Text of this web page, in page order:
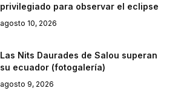
privilegiado para observar el eclipse
agosto 10, 2026
Las Nits Daurades de Salou superan
su ecuador (fotogalería)
agosto 9, 2026